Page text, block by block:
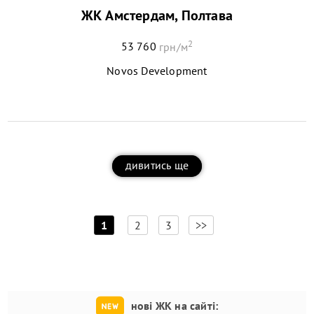
ЖК Амстердам, Полтава
53 760 грн/м2
Novos Development
дивитись ще
1
]
2 3 >>
нові ЖК на сайті: